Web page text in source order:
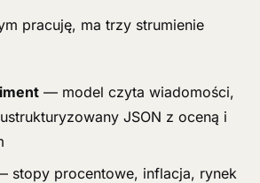
pracuję, ma trzy strumienie
— model czyta wiadomości,
JSON z oceną i
stopy procentowe, inflacja, rynek